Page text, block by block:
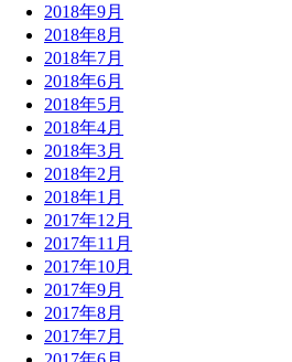
2018年9月
2018年8月
2018年7月
2018年6月
2018年5月
2018年4月
2018年3月
2018年2月
2018年1月
2017年12月
2017年11月
2017年10月
2017年9月
2017年8月
2017年7月